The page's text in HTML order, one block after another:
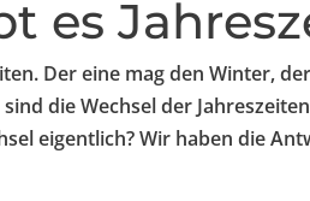
es
Der eine mag den Winter,
die Wechsel der
eigentlich? Wir haben die